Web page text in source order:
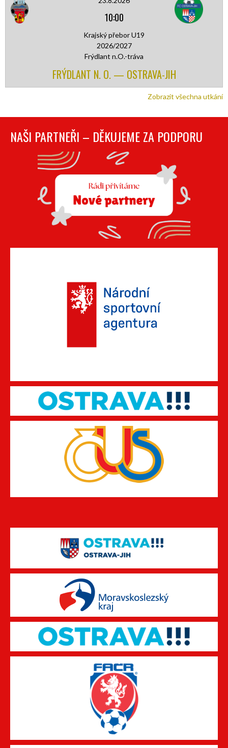
10:00
Krajský přebor U19
2026/2027
Frýdlant n.O.-tráva
FRÝDLANT N. O. — OSTRAVA-JIH
Zobrazit všechna utkání
NAŠI PARTNEŘI – DĚKUJEME ZA PODPORU